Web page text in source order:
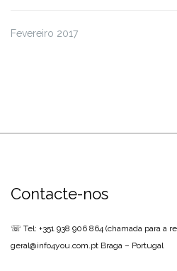
Fevereiro 2017
Contacte-nos
☏ Tel: +351 938 906 864 (chamada para a
geral@info4you.com.pt Braga – Portugal